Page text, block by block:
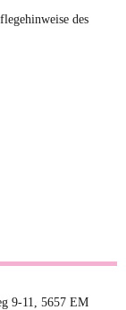
des
9-11, 5657 EM